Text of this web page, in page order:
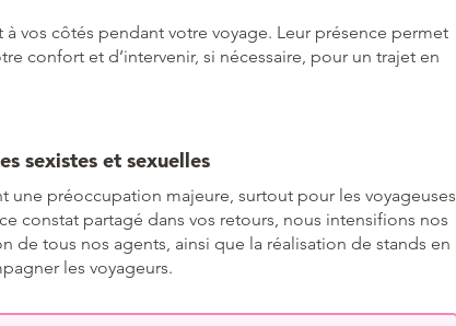
vos côtés pendant votre voyage. Leur présence permet
confort et d’intervenir, si nécessaire, pour un trajet en
sexistes et sexuelles
une préoccupation majeure, surtout pour les voyageuses
constat partagé dans vos retours, nous intensifions nos
de tous nos agents, ainsi que la réalisation de stands en
les voyageurs.